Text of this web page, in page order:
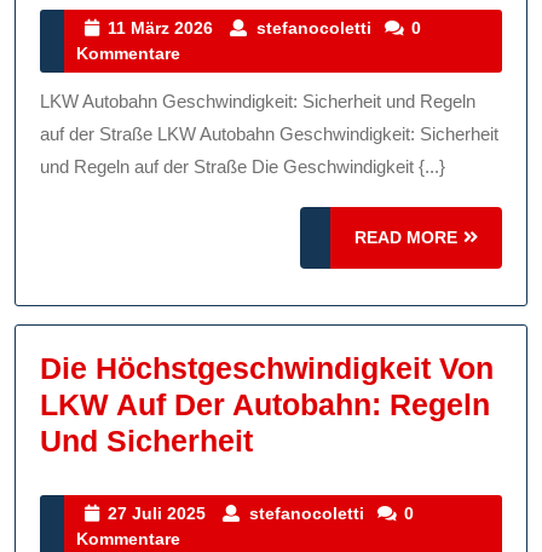
Der
Geschwindigkeit
Auf
Deutschen
Autobahnen
11 März 2026
11
2026
stefanocoletti stefanocoletti
0
Kommentare
LKW Autobahn Geschwindigkeit: Sicherheit und Regeln
auf der Straße LKW Autobahn Geschwindigkeit: Sicherheit
und Regeln auf der Straße Die Geschwindigkeit {...}
READ MORE
READ
MORE
Die Höchstgeschwindigkeit Von
LKW Auf Der Autobahn: Regeln
Und SicherheitDie
Von
27 Juli 2025
27
stefanocoletti stefanocoletti
0
Kommentare